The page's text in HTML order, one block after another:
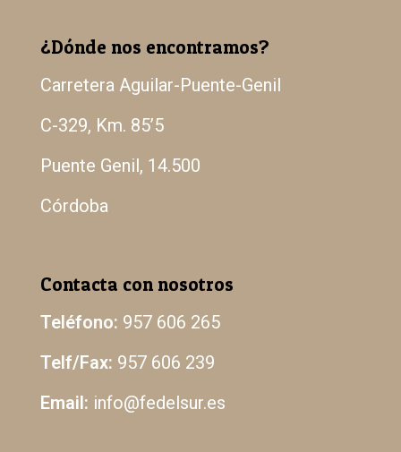
¿Dónde nos encontramos?
Carretera Aguilar-Puente-Genil
C-329, Km. 85’5
Puente Genil, 14.500
Córdoba
Contacta con nosotros
Teléfono: 957 606 265
Telf/Fax: 957 606 239
Email: info@fedelsur.es